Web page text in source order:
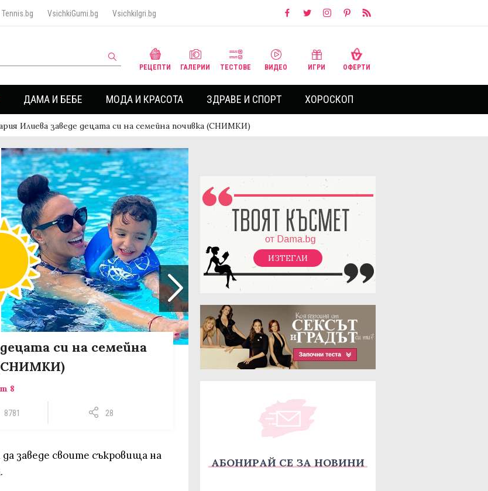
Tennis.bg VsichkiGumi.bg VsichkiIgri.bg
РЕЦЕПТИ ГАЛЕРИИ ТЕСТОВЕ ВИДЕО ИГРИ ОФЕРТИ
ДАМА И БЕБЕ МОДА И КРАСОТА ЗДРАВЕ И СПОРТ ХОРОСКОП
Илиева заведе децата си на семейна почивка (СНИМКИ)
си на семейна
8
8781 28
заведе своите съкровища на
ИЗТЕГЛИ
АБОНИРАЙ СЕ ЗА НОВИНИ